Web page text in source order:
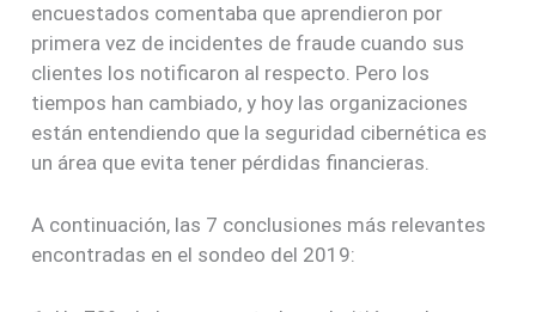
encuestados comentaba que aprendieron por
primera vez de incidentes de fraude cuando sus
clientes los notificaron al respecto. Pero los
tiempos han cambiado, y hoy las organizaciones
están entendiendo que la seguridad cibernética es
un área que evita tener pérdidas financieras.
A continuación, las 7 conclusiones más relevantes
encontradas en el sondeo del 2019: